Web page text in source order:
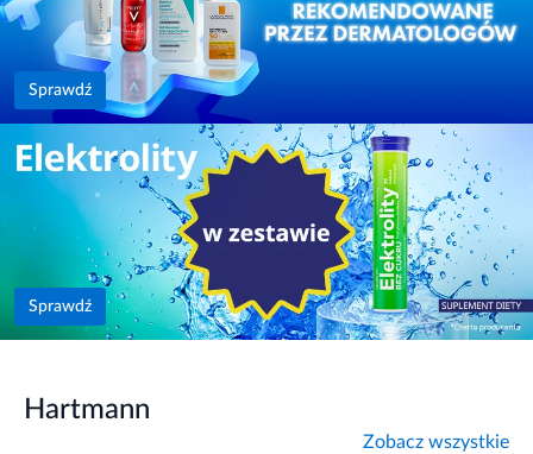
Sprawdź
Sprawdź
Hartmann
Zobacz wszystkie